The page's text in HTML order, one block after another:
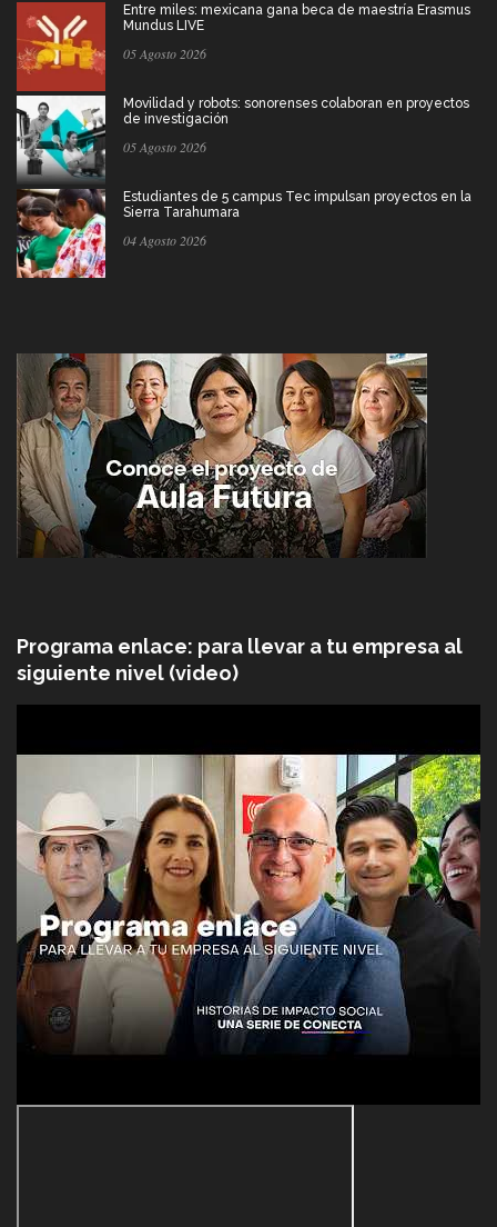
Entre miles: mexicana gana beca de maestría Erasmus
Mundus LIVE
05 Agosto 2026
Movilidad y robots: sonorenses colaboran en proyectos
de investigación
05 Agosto 2026
Estudiantes de 5 campus Tec impulsan proyectos en la
Sierra Tarahumara
04 Agosto 2026
Programa enlace: para llevar a tu empresa al
siguiente nivel (video)